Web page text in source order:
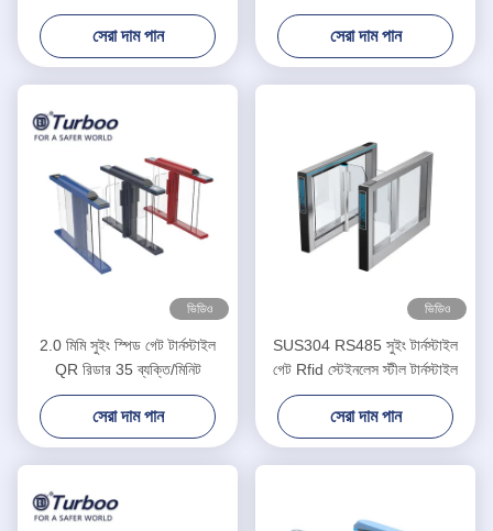
সেরা দাম পান
সুইং ব্যারিয়ার গেট
সেরা দাম পান
ভিডিও
2.0 মিমি সুইং স্পিড গেট টার্নস্টাইল
QR রিডার 35 ব্যক্তি/মিনিট
সেরা দাম পান
ভিডিও
SUS304 RS485 সুইং টার্নস্টাইল
গেট Rfid স্টেইনলেস স্টীল টার্নস্টাইল
সেরা দাম পান